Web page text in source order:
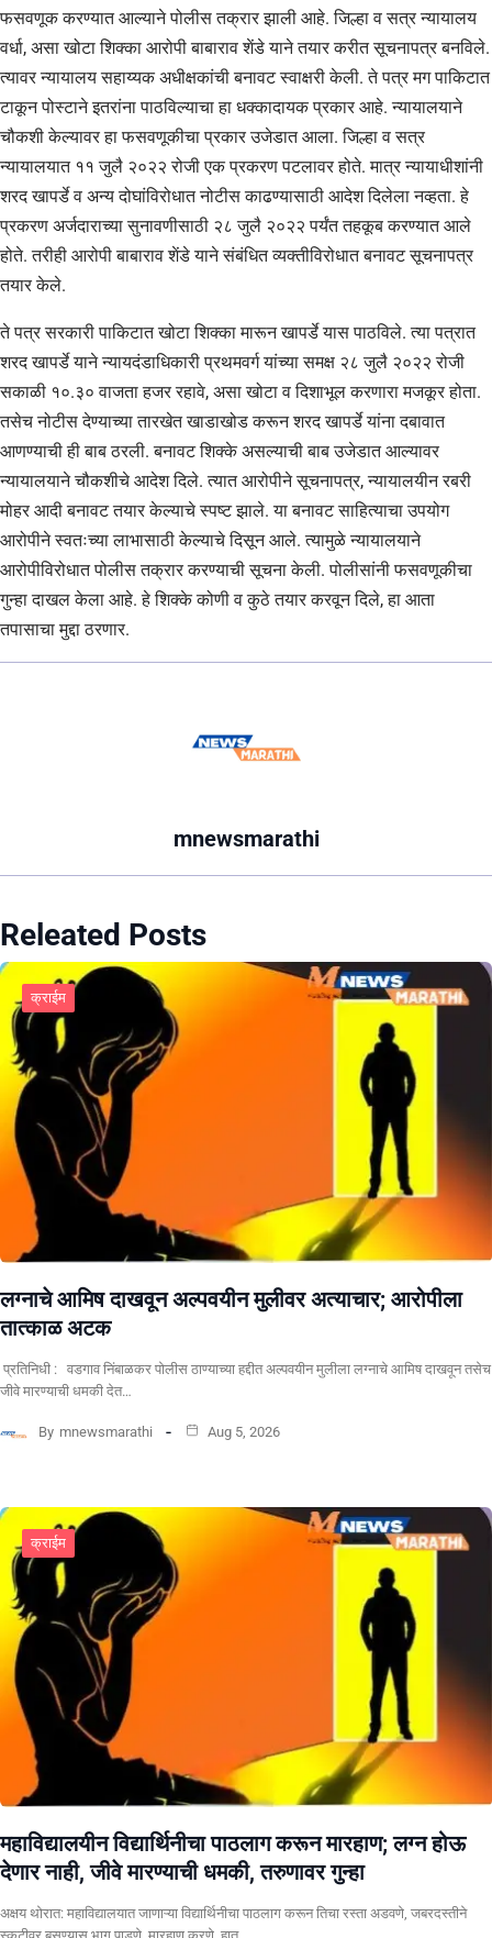
फसवणूक करण्यात आल्याने पोलीस तक्रार झाली आहे. जिल्हा व सत्र न्यायालय
वर्धा, असा खोटा शिक्का आरोपी बाबाराव शेंडे याने तयार करीत सूचनापत्र बनविले.
त्यावर न्यायालय सहाय्यक अधीक्षकांची बनावट स्वाक्षरी केली. ते पत्र मग पाकिटात
टाकून पोस्टाने इतरांना पाठविल्याचा हा धक्कादायक प्रकार आहे. न्यायालयाने
चौकशी केल्यावर हा फसवणूकीचा प्रकार उजेडात आला. जिल्हा व सत्र
न्यायालयात ११ जुलै २०२२ रोजी एक प्रकरण पटलावर होते. मात्र न्यायाधीशांनी
शरद खापर्डे व अन्य दोघांविरोधात नोटीस काढण्यासाठी आदेश दिलेला नव्हता. हे
प्रकरण अर्जदाराच्या सुनावणीसाठी २८ जुलै २०२२ पर्यंत तहकूब करण्यात आले
होते. तरीही आरोपी बाबाराव शेंडे याने संबंधित व्यक्तीविरोधात बनावट सूचनापत्र
तयार केले.
ते पत्र सरकारी पाकिटात खोटा शिक्का मारून खापर्डे यास पाठविले. त्या पत्रात
शरद खापर्डे याने न्यायदंडाधिकारी प्रथमवर्ग यांच्या समक्ष २८ जुलै २०२२ रोजी
सकाळी १०.३० वाजता हजर रहावे, असा खोटा व दिशाभूल करणारा मजकूर होता.
तसेच नोटीस देण्याच्या तारखेत खाडाखोड करून शरद खापर्डे यांना दबावात
आणण्याची ही बाब ठरली. बनावट शिक्के असल्याची बाब उजेडात आल्यावर
न्यायालयाने चौकशीचे आदेश दिले. त्यात आरोपीने सूचनापत्र, न्यायालयीन रबरी
मोहर आदी बनावट तयार केल्याचे स्पष्ट झाले. या बनावट साहित्याचा उपयोग
आरोपीने स्वतःच्या लाभासाठी केल्याचे दिसून आले. त्यामुळे न्यायालयाने
आरोपीविरोधात पोलीस तक्रार करण्याची सूचना केली. पोलीसांनी फसवणूकीचा
गुन्हा दाखल केला आहे. हे शिक्के कोणी व कुठे तयार करवून दिले, हा आता
तपासाचा मुद्दा ठरणार.
mnewsmarathi
Releated Posts
क्राईम
लग्नाचे आमिष दाखवून अल्पवयीन मुलीवर अत्याचार; आरोपीला
तात्काळ अटक
प्रतिनिधी : वडगाव निंबाळकर पोलीस ठाण्याच्या हद्दीत अल्पवयीन मुलीला लग्नाचे आमिष दाखवून तसेच
जीवे मारण्याची धमकी देत…
By mnewsmarathi Aug 5, 2026
क्राईम
महाविद्यालयीन विद्यार्थिनीचा पाठलाग करून मारहाण; लग्न होऊ
देणार नाही, जीवे मारण्याची धमकी, तरुणावर गुन्हा
अक्षय थोरात: महाविद्यालयात जाणाऱ्या विद्यार्थिनीचा पाठलाग करून तिचा रस्ता अडवणे, जबरदस्तीने